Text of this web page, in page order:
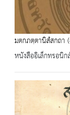
มตกภตฺตานิสํสกถา
หนังสืออิเล็กทรอนิก